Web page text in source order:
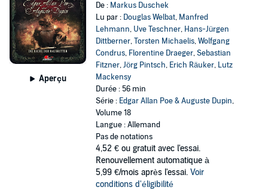
Aperçu
De : Markus Duschek
Lu par : Douglas Welbat, Manfred
Lehmann, Uve Teschner, Hans-Jürgen
Dittberner,Torsten Michaelis,Wolfgang
Condrus, Florentine Draeger,Sebastian
Fitzner,Jörg Pintsch, Erich Räuker, Lutz
Mackensy
Durée : 56 min
Série : Edgar Allan Poe & Auguste Dupin,
Volume 18
Langue : Allemand
Pas de notations
4,52 € ou gratuit avec l'essai.
Renouvellement automatique à
5,99 €/mois après l'essai. Voir
conditions d'éligibilité